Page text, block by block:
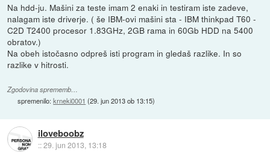
Na hdd-ju. Mašini za teste imam 2 enaki in testiram iste zadeve,
nalagam iste driverje. ( še IBM-ovi mašini sta - IBM thinkpad T60 -
C2D T2400 procesor 1.83GHz, 2GB rama in 60Gb HDD na 5400
obratov.)
Na obeh istočasno odpreš isti program in gledaš razlike. In so
razlike v hitrosti.
Zgodovina sprememb…
spremenilo:krneki0001 (29. jun 2013 ob 13:15)
iloveboobz
::29. jun 2013, 13:18